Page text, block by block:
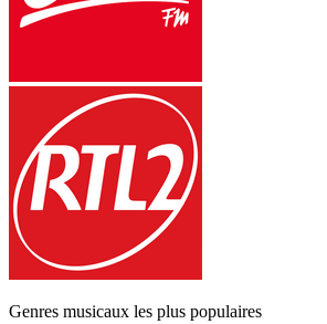
Genres musicaux les plus populaires